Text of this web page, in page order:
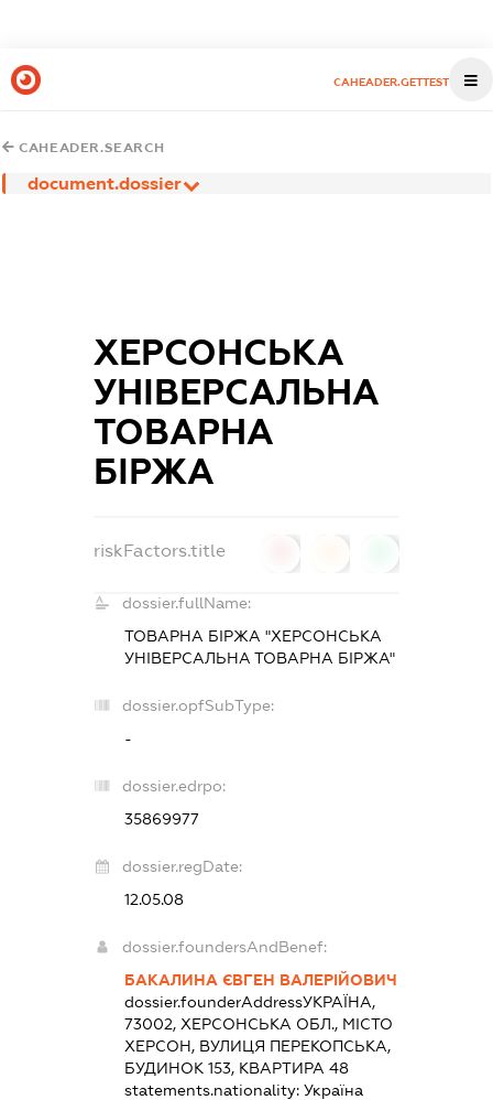
CAHEADER.GETTEST
CAHEADER.SEARCH
document.dossier
ХЕРСОНСЬКА
УНІВЕРСАЛЬНА
ТОВАРНА
БІРЖА
riskFactors.title
dossier.fullName:
ТОВАРНА БІРЖА "ХЕРСОНСЬКА
УНІВЕРСАЛЬНА ТОВАРНА БІРЖА"
dossier.opfSubType:
-
dossier.edrpo:
35869977
dossier.regDate:
12.05.08
dossier.foundersAndBenef:
БАКАЛИНА ЄВГЕН ВАЛЕРІЙОВИЧ
dossier.founderAddressУКРАЇНА,
73002, ХЕРСОНСЬКА ОБЛ., МІСТО
ХЕРСОН, ВУЛИЦЯ ПЕРЕКОПСЬКА,
БУДИНОК 153, КВАРТИРА 48
statements.nationality: Україна